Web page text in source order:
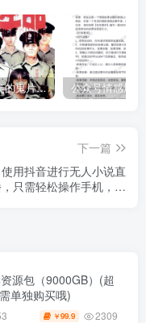
既恐怖又搞笑的鬼片（10部猛鬼恐怖片都是喜剧片）
下一篇
使用抖音进行无人小说直
只需轻松操作手机，一
源包（9000GB）(超
单独购买哦)
￥99.9 2309